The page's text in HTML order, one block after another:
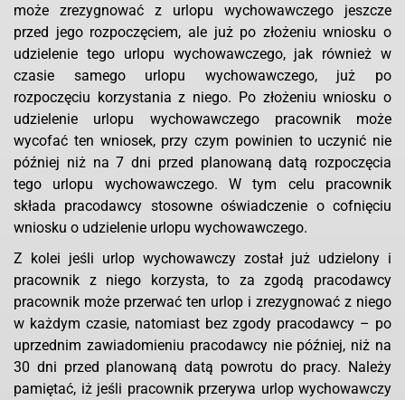
może zrezygnować z urlopu wychowawczego jeszcze
przed jego rozpoczęciem, ale już po złożeniu wniosku o
udzielenie tego urlopu wychowawczego, jak również w
czasie samego urlopu wychowawczego, już po
rozpoczęciu korzystania z niego. Po złożeniu wniosku o
udzielenie urlopu wychowawczego pracownik może
wycofać ten wniosek, przy czym powinien to uczynić nie
później niż na 7 dni przed planowaną datą rozpoczęcia
tego urlopu wychowawczego. W tym celu pracownik
składa pracodawcy stosowne oświadczenie o cofnięciu
wniosku o udzielenie urlopu wychowawczego.
Z kolei jeśli urlop wychowawczy został już udzielony i
pracownik z niego korzysta, to za zgodą pracodawcy
pracownik może przerwać ten urlop i zrezygnować z niego
w każdym czasie, natomiast bez zgody pracodawcy – po
uprzednim zawiadomieniu pracodawcy nie później, niż na
30 dni przed planowaną datą powrotu do pracy. Należy
pamiętać, iż jeśli pracownik przerywa urlop wychowawczy